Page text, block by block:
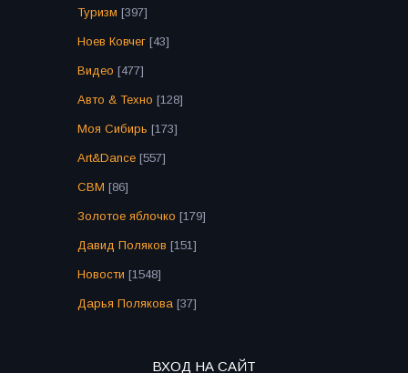
Туризм [397]
Ноев Ковчег [43]
Видео [477]
Авто & Техно [128]
Моя Сибирь [173]
Art&Dance [557]
СВМ [86]
Золотое яблочко [179]
Давид Поляков [151]
Новости [1548]
Дарья Полякова [37]
ВХОД НА САЙТ